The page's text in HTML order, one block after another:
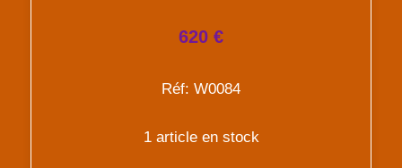
620 €
Réf: W0084
1 article en stock